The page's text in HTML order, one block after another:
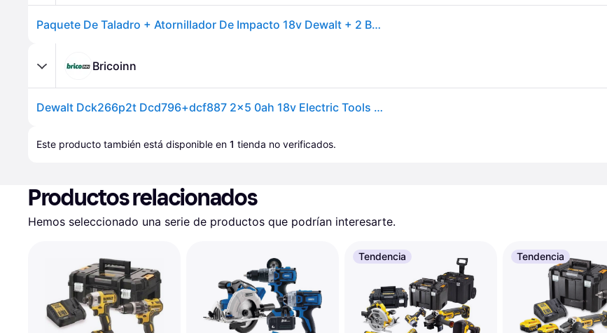
Paquete De Taladro + Atornillador De Impacto 18v Dewalt + 2 Baterias De 5ah + Cargador + Maletin Tstak - Dck266p2t
Bricoinn
Dewalt Dck266p2t Dcd796+dcf887 2x5 0ah 18v Electric Tools Kit Plateado One Size / EU Plug 220V
Este producto también está disponible en 1 tienda no verificados.
Productos relacionados
Hemos seleccionado una serie de productos que podrían interesarte.
Tendencia Tendencia